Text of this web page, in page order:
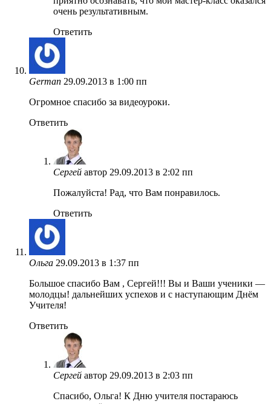
очень результативным.
Ответить
German 29.09.2013 в 1:00 пп
Огромное спасибо за видеоуроки.
Ответить
Сергей автор 29.09.2013 в 2:02 пп
Пожалуйста! Рад, что Вам понравилось.
Ответить
Ольга 29.09.2013 в 1:37 пп
Большое спасибо Вам , Сергей!!! Вы и Ваши ученики —
молодцы! дальнейших успехов и с наступающим Днём
Учителя!
Ответить
Сергей автор 29.09.2013 в 2:03 пп
Спасибо, Ольга! К Дню учителя постараюсь